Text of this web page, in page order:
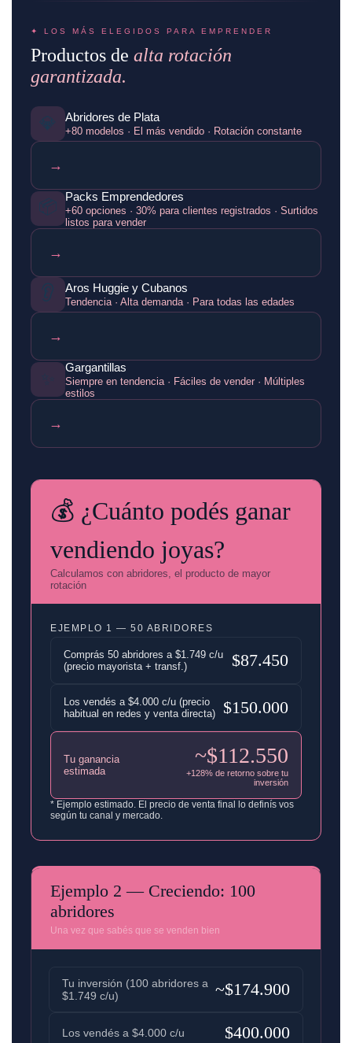
✦ LOS MÁS ELEGIDOS PARA EMPRENDER
Productos de alta rotación
garantizada.
💎 Abridores de Plata
+80 modelos · El más vendido · Rotación constante
→
📦 Packs Emprendedores
+60 opciones · 30% para clientes registrados · Surtidos
listos para vender
→
👂 Aros Huggie y Cubanos
Tendencia · Alta demanda · Para todas las edades
→
Gargantillas
Siempre en tendencia · Fáciles de vender · Múltiples
estilos
→
💰 ¿Cuánto podés ganar
vendiendo joyas?
Calculamos con abridores, el producto de mayor
rotación
EJEMPLO 1 — 50 ABRIDORES
Comprás 50 abridores a $1.749 c/u
(precio mayorista + transf.)
$87.450
Los vendés a $4.000 c/u (precio
habitual en redes y venta directa)
$150.000
Tu ganancia
estimada
~$112.550
+128% de retorno sobre tu
inversión
* Ejemplo estimado. El precio de venta final lo definís vos
según tu canal y mercado.
Ejemplo 2 — Creciendo: 100
abridores
Una vez que sabés que se venden bien
Tu inversión (100 abridores a
$1.749 c/u)
~$174.900
Los vendés a $4.000 c/u $400.000